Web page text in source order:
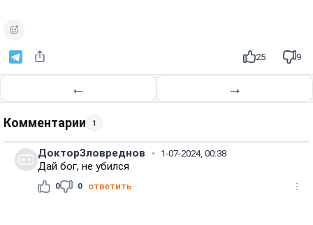
25 9
← →
Комментарии 1
ДокторЗловреднов 1-07-2024, 00:38
Дай бог, не убился
0 0 ответить